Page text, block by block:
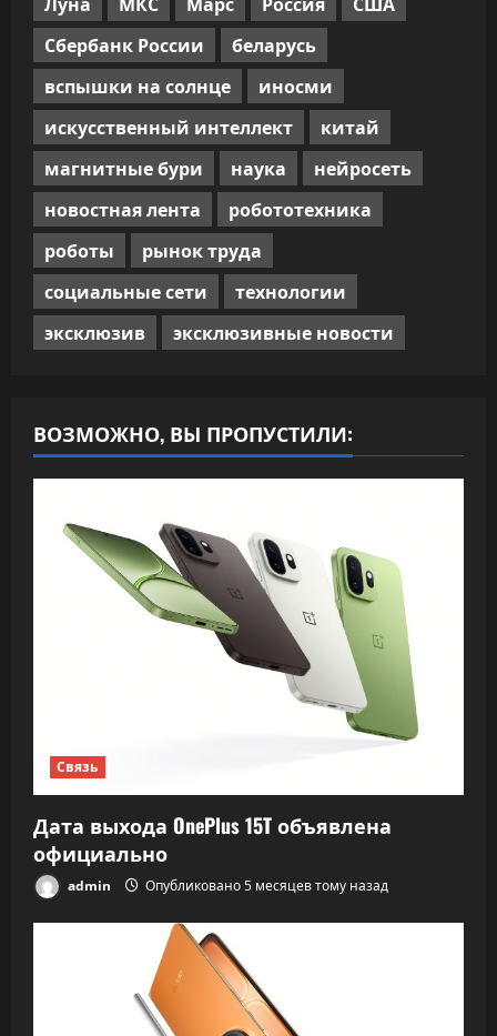
Сбербанк России
беларусь
вспышки на солнце
иносми
искусственный интеллект
китай
магнитные бури
наука
нейросеть
новостная лента
робототехника
роботы
рынок труда
социальные сети
технологии
эксклюзив
эксклюзивные новости
ВОЗМОЖНО, ВЫ ПРОПУСТИЛИ:
Связь
Дата выхода OnePlus 15T объявлена
официально
admin Опубликовано 5 месяцев тому назад